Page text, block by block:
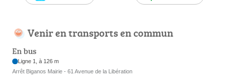
Venir en transports en commun
En bus
Ligne 1, à 126 m
Arrêt Biganos Mairie - 61 Avenue de la Libération